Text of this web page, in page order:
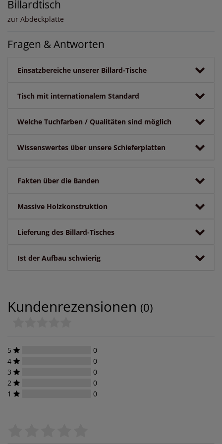
Billardtisch
zur Abdeckplatte
Fragen & Antworten
Einsatzbereiche unserer Billard-Tische
Tisch mit internationalem Standard
Welche Tuchfarben / Qualitäten sind möglich
Wissenswertes über unsere Schieferplatten
Fakten über die Banden
Massive Holzkonstruktion
Lieferung des Billard-Tisches
Ist der Aufbau schwierig
Kundenrezensionen (0)
5
0
4
0
3
0
2
0
1
0